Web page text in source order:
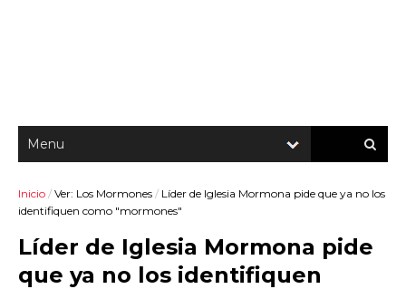
Inicio / Ver: Los Mormones / Líder de Iglesia Mormona pide que ya no los
identifiquen como "mormones"
Líder de Iglesia Mormona pide
que ya no los identifiquen